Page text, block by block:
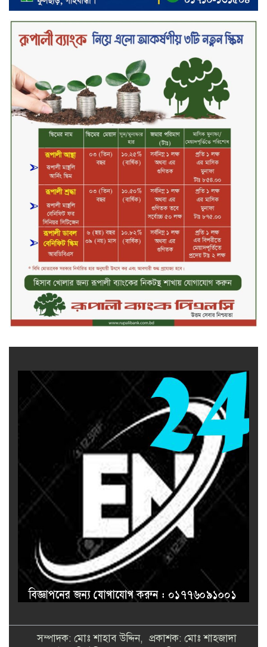
দীর্ঘস্থায়ী ৭,৫০০ এমএএইচ ব্যাটারি
এবং শক্তিশালী গরিলা গ্লাস ৭আই সুরক্ষা
নিয়ে শাওমি উন্মোচন করল নতুন রেডমি
২০২৫-২৬ অর্থবছরে এনবিআরের রাজস্ব
আদায় ৪.১৫ লাখ কোটি টাকা
সপ্তাহের তৃতীয় কার্যদিবসে লেনদেনের
শীর্ষে একমি পেস্টিসাইড
সপ্তাহের তৃতীয় কার্যদিবসে দরবৃদ্ধির
শীর্ষে সেন্ট্রাল ইন্সুরেন্স
সম্পাদক: মোঃ শাহাব উদ্দিন, প্রকাশক: মোঃ শাহজাদা